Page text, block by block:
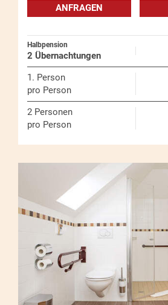
ANFRAGEN
Halbpension
2 Übernachtungen
1. Person
pro Person
2 Personen
pro Person